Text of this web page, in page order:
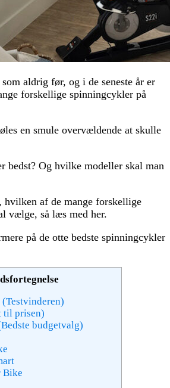
aldrig før, og i de seneste år er
forskellige spinningcykler på
en smule overvældende at skulle
bedst? Og hvilke modeller skal man
af de mange forskellige
vælge, så læs med her.
på de otte bedste spinningcykler
til prisen)
budgetvalg)
Bike